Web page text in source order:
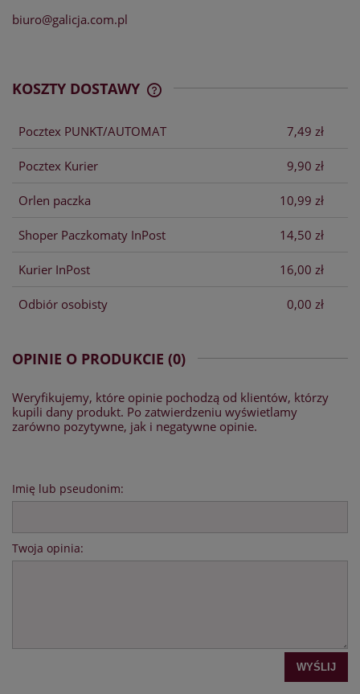
biuro@galicja.com.pl
KOSZTY DOSTAWY
Pocztex PUNKT/AUTOMAT 7,49 zł
Pocztex Kurier 9,90 zł
Orlen paczka 10,99 zł
Shoper Paczkomaty InPost 14,50 zł
Kurier InPost 16,00 zł
Odbiór osobisty 0,00 zł
OPINIE O PRODUKCIE (0)
Weryfikujemy, które opinie pochodzą od klientów, którzy
kupili dany produkt. Po zatwierdzeniu wyświetlamy
zarówno pozytywne, jak i negatywne opinie.
Imię lub pseudonim:
Twoja opinia:
WYŚLIJ